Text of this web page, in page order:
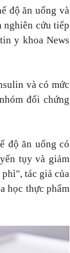
độ ăn uống và
nghiên cứu tiếp
y khoa News
và có mức
đối chứng
độ ăn uống có
tụy và giảm
tác giả của
học thực phẩm